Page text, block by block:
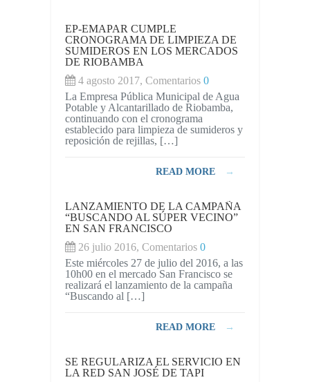
AGUAS
RESIDUALES
EP-EMAPAR CUMPLE
CRONOGRAMA DE LIMPIEZA DE
SUMIDEROS EN LOS MERCADOS
DE RIOBAMBA
4 agosto 2017, Comentarios 0
La Empresa Pública Municipal de Agua
Potable y Alcantarillado de Riobamba,
continuando con el cronograma
establecido para limpieza de sumideros y
reposición de rejillas, […]
READ MORE →
LANZAMIENTO DE LA CAMPAÑA
“BUSCANDO AL SÚPER VECINO”
EN SAN FRANCISCO
26 julio 2016, Comentarios 0
Este miércoles 27 de julio del 2016, a las
10h00 en el mercado San Francisco se
realizará el lanzamiento de la campaña
“Buscando al […]
READ MORE →
SE REGULARIZA EL SERVICIO EN
LA RED SAN JOSÉ DE TAPI